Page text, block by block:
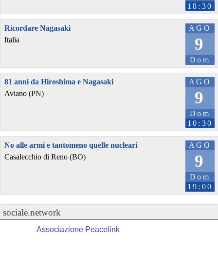
18:30
AGO
9
Dom
Ricordare Nagasaki
Italia
AGO
9
Dom
10:30
81 anni da Hiroshima e Nagasaki
Aviano (PN)
AGO
9
Dom
19:00
No alle armi e tantomeno quelle nucleari
Casalecchio di Reno (BO)
sociale.network
Associazione Peacelink